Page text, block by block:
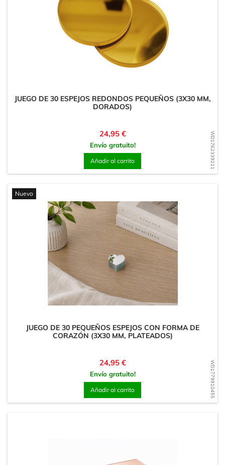
WD1762339211
JUEGO DE 30 ESPEJOS REDONDOS PEQUEÑOS (3X30 MM,
DORADOS)
Precio
24,95 €
Envío gratuito!
Añadir al carrito
WD1779910455
Nuevo
JUEGO DE 30 PEQUEÑOS ESPEJOS CON FORMA DE
CORAZÓN (3X30 MM, PLATEADOS)
Precio
24,95 €
Envío gratuito!
Añadir al carrito